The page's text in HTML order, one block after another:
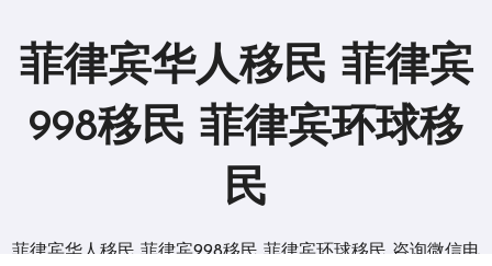
菲律宾华人移民 菲律宾
998移民 菲律宾环球移
民
菲律宾华人移民 菲律宾998移民 菲律宾环球移民 咨询微信电